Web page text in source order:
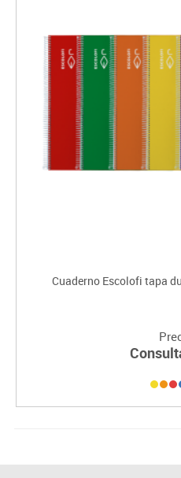
Cuaderno Escolofi tapa